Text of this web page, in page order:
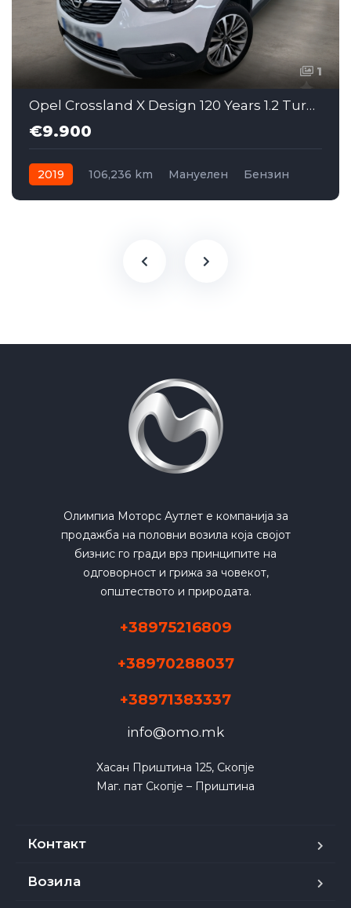
1
Opel Crossland X Design 120 Years 1.2 Turbo MT
€9.900
2019 106,236 km Мануелен
Бензин
Олимпиа Моторс Аутлет е компанија за
продажба на половни возила која својот
бизнис го гради врз принципите на
одговорност и грижа за човекот,
општеството и природата.
+38975216809
+38970288037
+38971383337
info@omo.mk
Хасан Приштина 125, Скопје
Маг. пат Скопје – Приштина
Контакт
Возила